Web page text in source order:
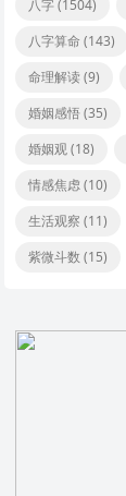
八字(1504)
八字算命 (143)
命理解读(9)
婚姻感悟(35)
婚姻观(18)
情感焦虑(10)
生活观察 (11)
紫微斗数 (15)